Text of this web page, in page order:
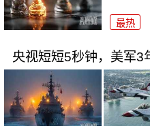
最热
央视短短5秒钟，美军3